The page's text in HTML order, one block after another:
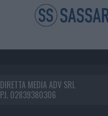
DIRETTA MEDIA ADV SRL
P.I. 02839380306